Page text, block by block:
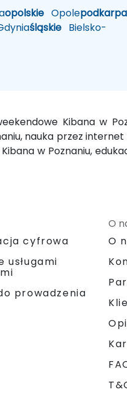
opolskie Opole
śląskie Bielsko-
Kibana w
nauka przez
w Poznaniu,
cyfrowa
usługami
prowadzenia
O
O